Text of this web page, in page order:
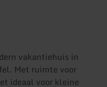
vakantiehuis in
Met ruimte voor
ideaal voor kleine